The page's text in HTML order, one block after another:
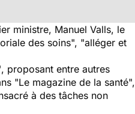
ministre, Manuel Valls, le
des soins", "alléger et
, proposant entre autres
"Le magazine de la santé",
à des tâches non